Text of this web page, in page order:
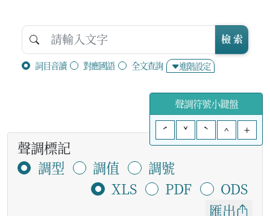
詞目音讀 對應國語 全文查詢 進階設定
檢 索
聲調符號小鍵盤
ˊ
ˇ ˋ ^ +
聲調標記
調型
調值
調號
XLS
PDF
ODS
匯出